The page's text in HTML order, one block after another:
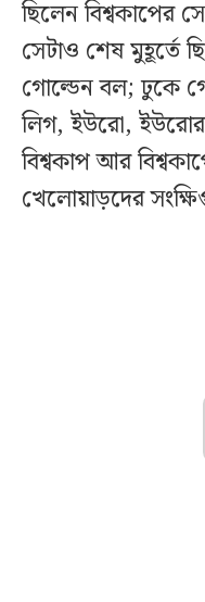
ছিলেন বিশ্বকাপের
সেটাও শেষ মুহূর্তে
গোল্ডেন বল; ঢুকে
লিগ, ইউরো, ইউরোর
বিশ্বকাপ আর
খেলোয়াড়দের